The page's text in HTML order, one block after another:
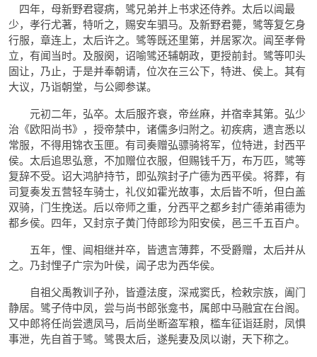
四年，母新野君寝病，骘兄弟并上书求还侍养。太后以阊最
少，孝行尤著，特听之，赐安车驷马。及新野君薨，骘等复乞身
行服，章连上，太后许之。骘等既还里第，并居冢次。阊至孝骨
立，有闻当时。及服阕，诏喻骘还辅朝政，更授前封。骘等叩头
固让，乃止，于是并奉朝请，位次在三公下，特进、侯上。其有
大议，乃诣朝堂，与公卿参谋。
元初二年，弘卒。太后服齐衰，帝丝麻，并宿幸其第。弘少
治《欧阳尚书》，授帝禁中，诸儒多归附之。初疾病，遗言悉以
常服，不得用锦衣玉匣。有司奏赠弘骠骑将军，位特进，封西平
侯。太后追思弘意，不加赠位衣服，但赐钱千万，布万匹，骘等
复辞不受。诏大鸿胪持节，即弘殡封子广德为西平侯。将葬，有
司复奏发五营轻车骑士，礼仪如霍光故事，太后皆不听，但白盖
双骑，门生挽送。后以帝师之重，分西平之都乡封广德弟甫德为
都乡侯。四年，又封京子黄门侍郎珍为阳安侯，邑三千五百户。
五年，悝、阊相继并卒，皆遗言薄葬，不受爵赠，太后并从
之。乃封悝子广宗为叶侯，阊子忠为西华侯。
自祖父禹教训子孙，皆遵法度，深戒窦氏，检敕宗族，阖门
静居。骘子侍中凤，尝与尚书郎张龛书，属郎中马融宜在台阁。
又中郎将任尚尝遗凤马，后尚坐断盗军粮，槛车征诣廷尉，凤惧
事泄，先自首于骘。骘畏太后，遂髡妻及凤以谢，天下称之。